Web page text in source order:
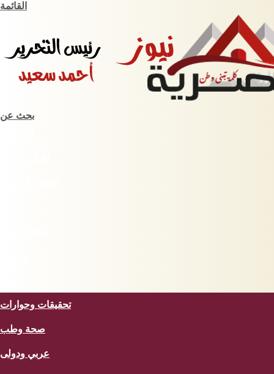
القائمة
بحث عن
تحقيقات وحوارات
صحة وطب
عربي ودولى